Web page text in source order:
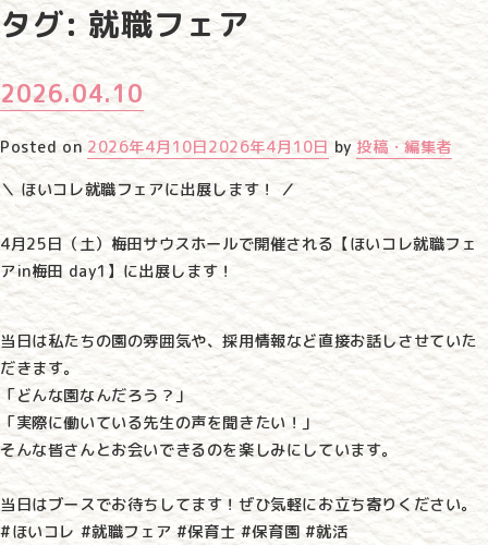
タグ:就職フェア
2026.04.10
Posted on 2026年4月10日2026年4月10日 by 投稿・編集者
＼ ほいコレ就職フェアに出展します！ ／
4月25日（土）梅田サウスホールで開催される【ほいコレ就職フェ
アin梅田 day1】に出展します！
当日は私たちの園の雰囲気や、採用情報など直接お話しさせていた
だきます。
「どんな園なんだろう？」
「実際に働いている先生の声を聞きたい！」
そんな皆さんとお会いできるのを楽しみにしています。
当日はブースでお待ちしてます！ぜひ気軽にお立ち寄りください。
#ほいコレ #就職フェア #保育士 #保育園 #就活